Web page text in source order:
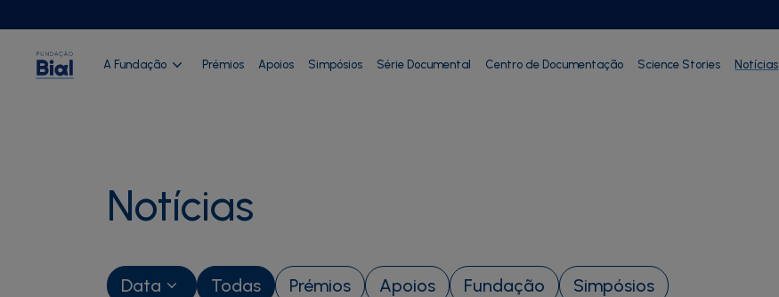
A Fundação Prémios Apoios Simpósios Série Documental Centro de Documentação Science Stories Notícias
Notícias
Data Todas Prémios Apoios Fundação Simpósios